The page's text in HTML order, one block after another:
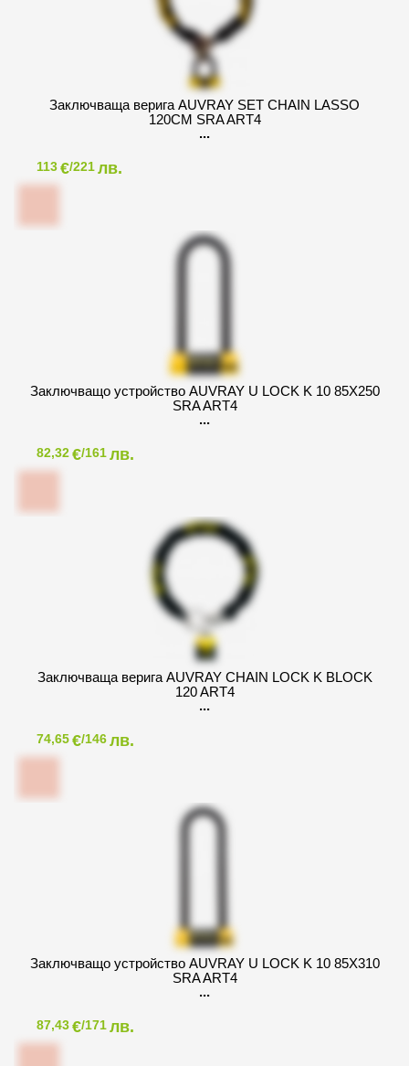
Заключваща верига AUVRAY SET CHAIN LASSO
120CM SRA ART4
113€/221лв.
Заключващо устройство AUVRAY U LOCK K 10 85X250
SRA ART4
82,32€/161лв.
Заключваща верига AUVRAY CHAIN LOCK K BLOCK
120 ART4
74,65€/146лв.
Заключващо устройство AUVRAY U LOCK K 10 85X310
SRA ART4
87,43€/171лв.